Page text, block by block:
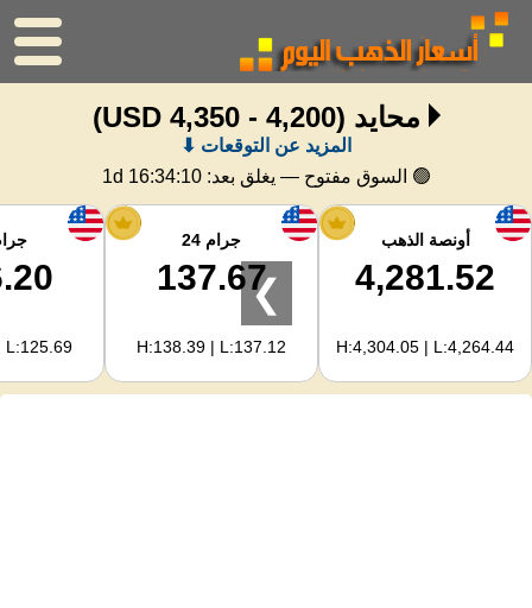
الرئيسية
سعر الذهب
اسعار الفضه
حاسبة الذهب
لمشرفي المواقع
محايد (4,200 - 4,350 USD)
المزيد عن التوقعات ⬇
🟢 السوق مفتوح — يغلق بعد: 1d 16:34:09
أونصة الذهب
4,281.52
H:4,304.05 | L:4,264.44
جرام 24
137.67
H:138.39 | L:137.12
L:125.69
❯